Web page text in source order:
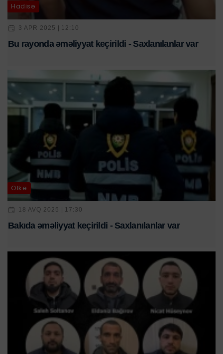
Hadisə
3 APR 2025 | 12:10
Bu rayonda əməliyyat keçirildi - Saxlanılanlar var
Ölkə
18 AVQ 2025 | 17:30
Bakıda əməliyyat keçirildi - Saxlanılanlar var